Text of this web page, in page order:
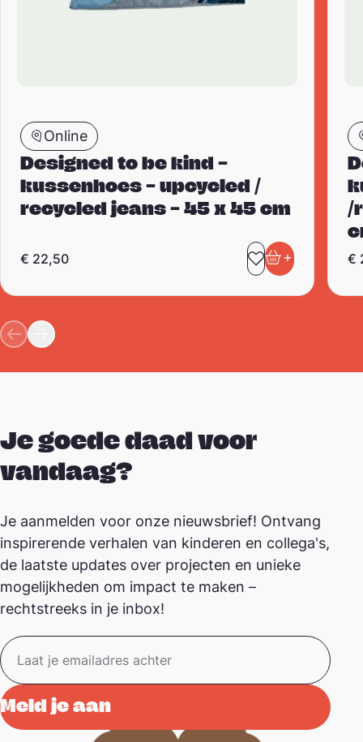
Online
Designed to be kind –
kussenhoes – upcycled /
recycled jeans – 45 x 45 cm
€ 22,50
Toevoegen
+
In
/
€
Je goede daad voor
vandaag?
Je aanmelden voor onze nieuwsbrief! Ontvang
inspirerende verhalen van kinderen en collega's,
de laatste updates over projecten en unieke
mogelijkheden om impact te maken –
rechtstreeks in je inbox!